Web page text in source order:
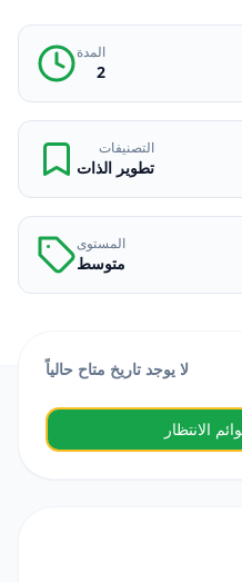
المدة
2
التصنيفات
تطوير الذات
المستوى
متوسط
لا يوجد تاريخ متاح حالياً
الانتظار